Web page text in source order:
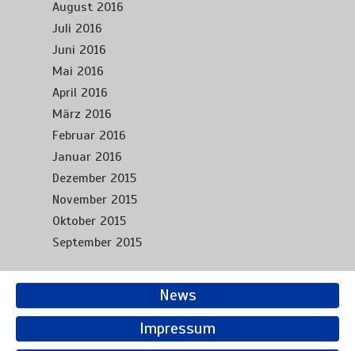
August 2016
Juli 2016
Juni 2016
Mai 2016
April 2016
März 2016
Februar 2016
Januar 2016
Dezember 2015
November 2015
Oktober 2015
September 2015
News
Impressum